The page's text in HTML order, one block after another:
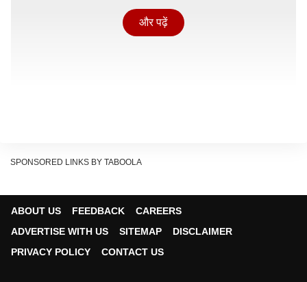
और पढ़ें
SPONSORED LINKS BY TABOOLA
ABOUT US FEEDBACK
CAREERS
ADVERTISE WITH US
SITEMAP
DISCLAIMER
PRIVACY POLICY
CONTACT US